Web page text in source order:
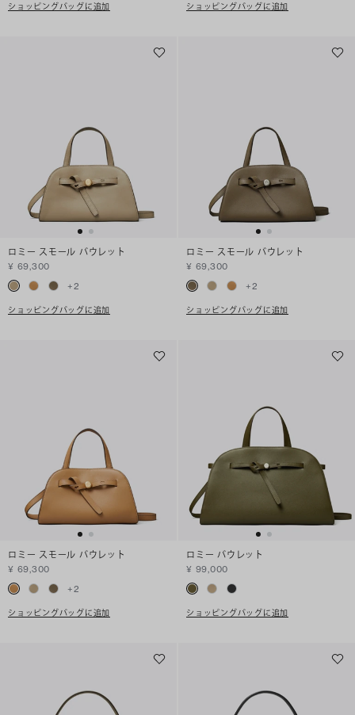
ショッピングバッグに追加 ショッピングバッグに追加
ロミー スモール バウレット
¥ 69,300
+2
ショッピングバッグに追加
ロミー スモール バウレット
¥ 69,300
+2
ショッピングバッグに追加
ロミー スモール バウレット
¥ 69,300
+2
ショッピングバッグに追加
ロミー バウレット
¥ 99,000
ショッピングバッグに追加